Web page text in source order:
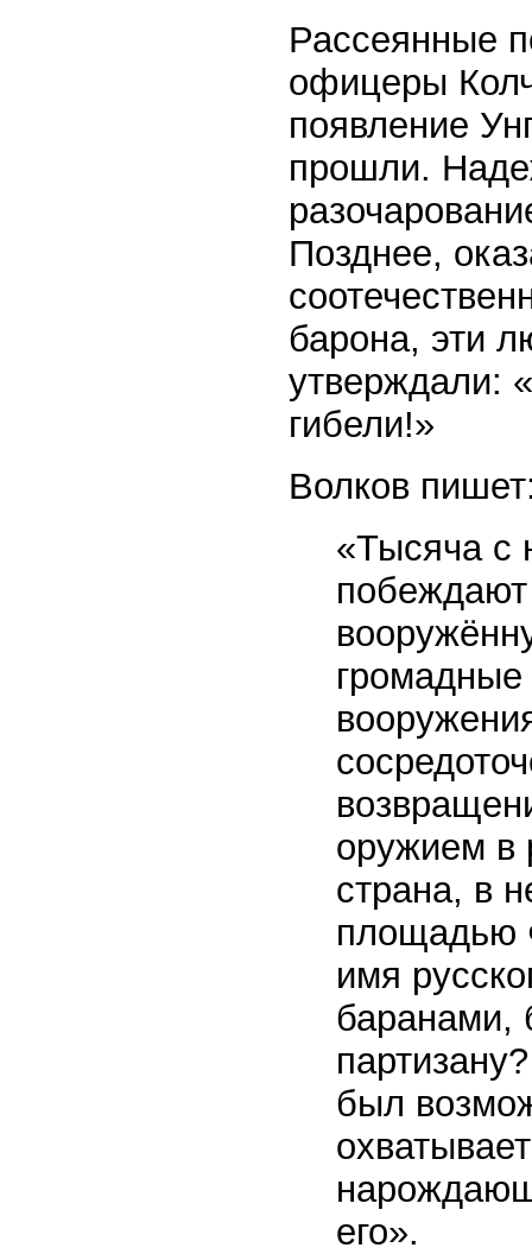
Рассеянные
офицеры
появление
прошли.
Позднее,
барона, эти
утверждали:
гибели!»
Волков
«Тысяча с
громадные
оружием в
страна, в
площадью
имя
баранами,
был
его».